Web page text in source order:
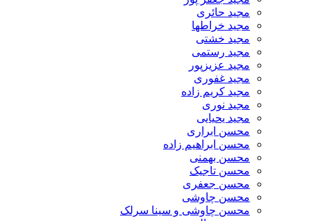
مجید حائری
مجید خراطها
مجید خشتی
مجید رستمی
مجید عزیزپور
مجید غفوری
مجید کریم زاده
مجید نوری
مجید یحیایی
محسن ابراری
محسن ابراهیم زاده
محسن بهمنی
محسن تاجیک
محسن جعفری
محسن چاوشی
محسن چاوشی و سینا سرلک